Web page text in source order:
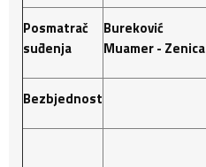
Posmatrač
suđenja
Bureković
Muamer - Zenica
Bezbjednost